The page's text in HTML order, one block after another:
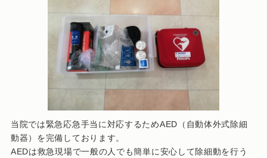
当院では緊急応急手当に対応するためAED（自動体外式除細
動器）を完備しております。
AEDは救急現場で一般の人でも簡単に安心して除細動を行う